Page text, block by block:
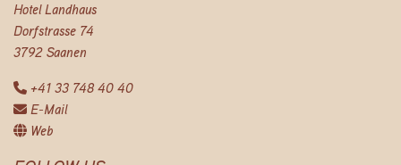
Hotel Landhaus
Dorfstrasse 74
3792 Saanen
+41 33 748 40 40
E-Mail
Web